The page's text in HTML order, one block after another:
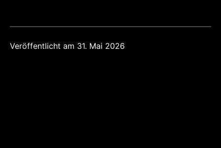
Veröffentlicht am 31. Mai 2026